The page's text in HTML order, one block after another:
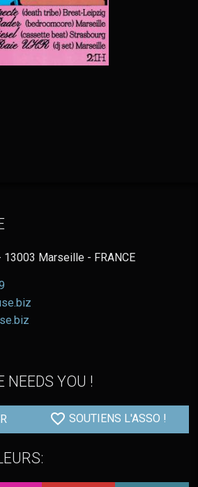
Marseille - FRANCE
NEEDS YOU !
SOUTIENS L'ASSO !